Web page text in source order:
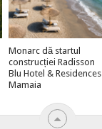
Monarc dă startul
construcției Radisson
Blu Hotel & Residences
Mamaia